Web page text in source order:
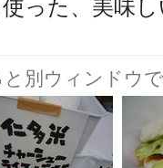
った、美味
別ウィンドウ